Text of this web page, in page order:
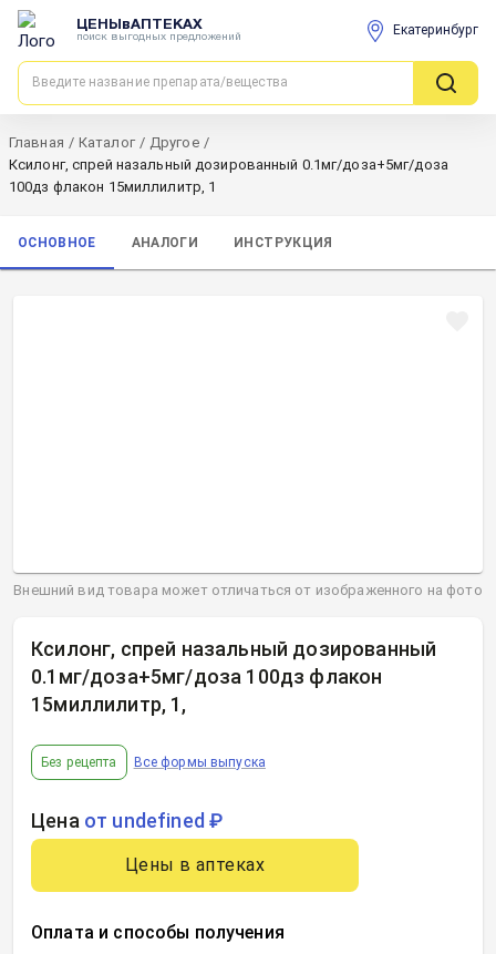
ЦЕНЫвАПТЕКАХ
поиск выгодных предложений Екатеринбург
Главная / Каталог / Другое /
Ксилонг, спрей назальный дозированный 0.1мг/доза+5мг/доза
100дз флакон 15миллилитр, 1
ОСНОВНОЕ АНАЛОГИ ИНСТРУКЦИЯ
Ксилонг, спрей назальный дозированный
0.1мг/доза+5мг/доза 100дз флакон
15миллилитр, 1 ,
Без рецепта Все формы выпуска
Цена от undefined ₽
Цены в аптеках
Оплата и способы получения
Внешний вид товара может отличаться от изображенного на фото